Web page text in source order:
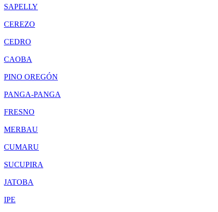
SAPELLY
CEREZO
CEDRO
CAOBA
PINO OREGÓN
PANGA-PANGA
FRESNO
MERBAU
CUMARU
SUCUPIRA
JATOBA
IPE